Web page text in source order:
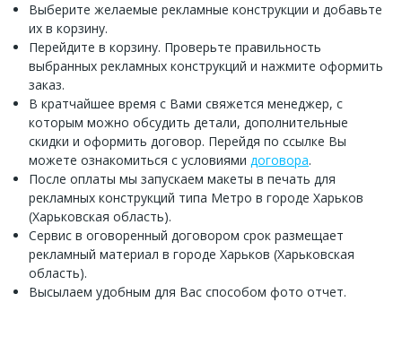
Выберите желаемые рекламные конструкции и добавьте
их в корзину.
Перейдите в корзину. Проверьте правильность
выбранных рекламных конструкций и нажмите оформить
заказ.
В кратчайшее время с Вами свяжется менеджер, с
которым можно обсудить детали, дополнительные
скидки и оформить договор. Перейдя по ссылке Вы
можете ознакомиться с условиями договора.
После оплаты мы запускаем макеты в печать для
рекламных конструкций типа Метро в городе Харьков
(Харьковская область).
Сервис в оговоренный договором срок размещает
рекламный материал в городе Харьков (Харьковская
область).
Высылаем удобным для Вас способом фото отчет.